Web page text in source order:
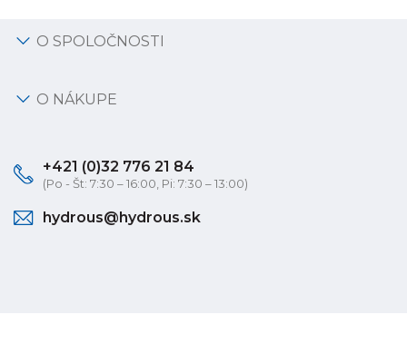
O SPOLOČNOSTI
O NÁKUPE
+421 (0)32 776 21 84
(Po - Št: 7:30 – 16:00, Pi: 7:30 – 13:00)
hydrous@hydrous.sk